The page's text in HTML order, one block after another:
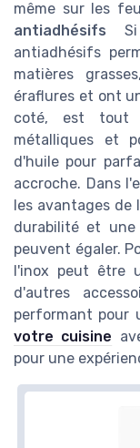
même sur les
antiadhésifs Si
antiadhésifs
matières
éraflures et ont
coté, est tout
métalliques et
d'huile pour
accroche. Dans
les avantages
durabilité et une
peuvent égaler.
l'inox peut être
d'autres
performant pour
votre cuisine
pour une